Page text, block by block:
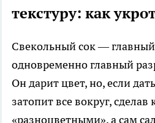
текстуру: как
Свекольный сок —
одновременно главный
Он дарит цвет, но, если
затопит все вокруг,
«разноцветными», а сам